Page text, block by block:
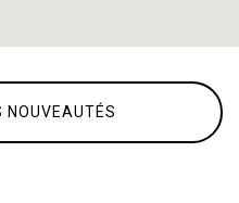
NOUVEAUTÉS